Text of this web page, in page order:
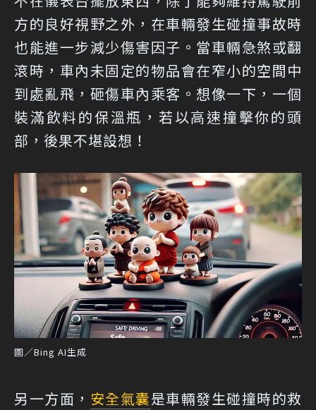
方的良好視野之外，在車輛發生碰撞事故時
也能進一步減少傷害因子。當車輛急煞或翻
滾時，車內未固定的物品會在窄小的空間中
到處亂飛，砸傷車內乘客。想像一下，一個
裝滿飲料的保溫瓶，若以高速撞擊你的頭
部，後果不堪設想！
圖／Bing AI生成
另一方面， 安全氣囊是車輛發生碰撞時的救